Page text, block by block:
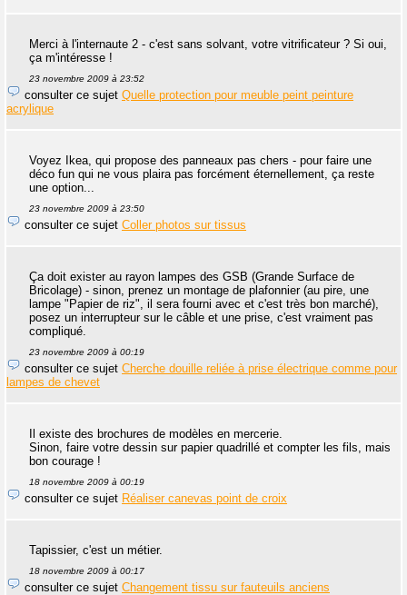
Merci à l'internaute 2 - c'est sans solvant, votre vitrificateur ? Si oui,
ça m'intéresse !
23 novembre 2009 à 23:52
consulter ce sujet Quelle protection pour meuble peint peinture
acrylique
Voyez Ikea, qui propose des panneaux pas chers - pour faire une
déco fun qui ne vous plaira pas forcément éternellement, ça reste
une option...
23 novembre 2009 à 23:50
consulter ce sujet Coller photos sur tissus
Ça doit exister au rayon lampes des GSB (Grande Surface de
Bricolage) - sinon, prenez un montage de plafonnier (au pire, une
lampe "Papier de riz", il sera fourni avec et c'est très bon marché),
posez un interrupteur sur le câble et une prise, c'est vraiment pas
compliqué.
23 novembre 2009 à 00:19
consulter ce sujet Cherche douille reliée à prise électrique comme pour
lampes de chevet
Il existe des brochures de modèles en mercerie.
Sinon, faire votre dessin sur papier quadrillé et compter les fils, mais
bon courage !
18 novembre 2009 à 00:19
consulter ce sujet Réaliser canevas point de croix
Tapissier, c'est un métier.
18 novembre 2009 à 00:17
consulter ce sujet Changement tissu sur fauteuils anciens